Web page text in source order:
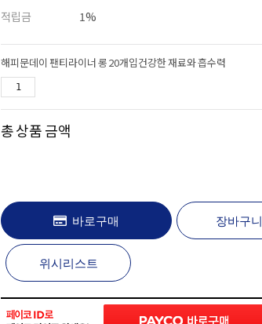
적립금 1%
해피문데이 팬티라이너 롱 20개입건강한 재료와 흡수력
총 상품 금액
바로구매 장바구니
위시리스트